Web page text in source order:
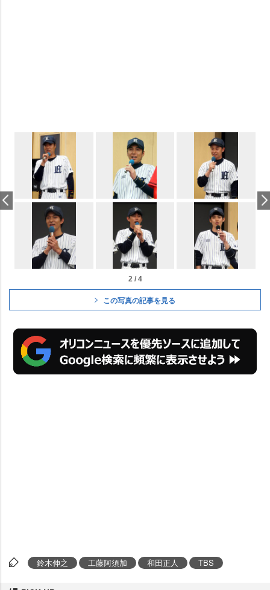
2 / 4
この写真の記事を見る
鈴木伸之 工藤阿須加 和田正人 TBS